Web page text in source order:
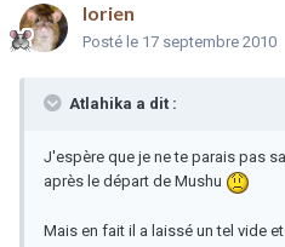
lorien
Posté le 17 septembre 2010
Atlahika a dit :
J'espère que je ne te parais pas
après le départ de Mushu
Mais en fait il a laissé un tel vide